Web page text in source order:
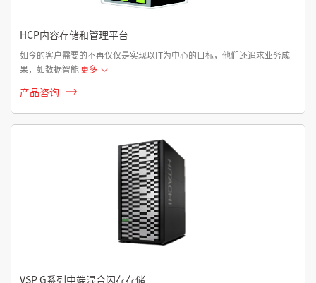
HCP内容存储和管理平台
如今的客户需要的不再仅仅是实现以IT为中心的目标，他们还追求业务成
果，如数据智能更多
产品咨询
VSP G系列中端混合闪存存储